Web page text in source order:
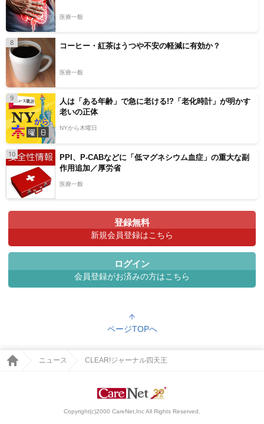
医療一般
8 コーヒー・紅茶はうつや不安の軽減に有効か？
医療一般
9
人は「ある年齢」で急に老ける!?「老化時計」が明かす
老いの正体
NYから木曜日
10
PPI、P-CABなどに「低マグネシウム血症」の重大な副
作用追加／厚労省
医療一般
登録無料
新規会員登録はこちら
ログイン
会員登録がお済みの方はこちら
ページTOPへ
ニュース CLEAR!ジャーナル四天王
Copyright(c)2000 CareNet,Inc All Rights Reserved.